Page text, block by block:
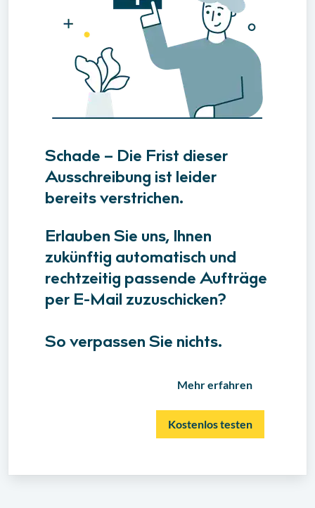
Schade – Die Frist dieser
Ausschreibung ist leider
bereits verstrichen.
Erlauben Sie uns, Ihnen
zukünftig automatisch und
rechtzeitig passende Aufträge
per E-Mail zuzuschicken?
So verpassen Sie nichts.
Mehr erfahren
Kostenlos testen